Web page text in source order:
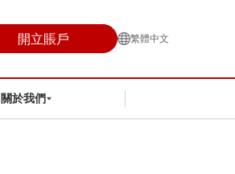
開立賬戶 繁體中文
關於我們